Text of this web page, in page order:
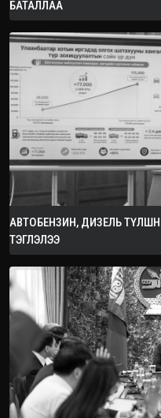
БАТАЛЛАА
АВТОБЕНЗИН, ДИЗЕЛЬ
ТЭГЛЭЛЭЭ